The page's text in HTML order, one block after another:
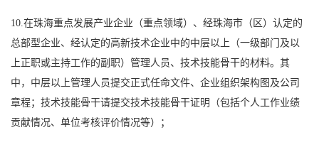
10.在珠海重点发展产业企业（重点领域）、经珠海市（区）认定的
总部型企业、经认定的高新技术企业中的中层以上（一级部门及以
上正职或主持工作的副职）管理人员、技术技能骨干的材料。其
中，中层以上管理人员提交正式任命文件、企业组织架构图及公司
章程；技术技能骨干请提交技术技能骨干证明（包括个人工作业绩
贡献情况、单位考核评价情况等）；